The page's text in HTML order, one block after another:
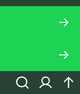
ZoekenInloggen